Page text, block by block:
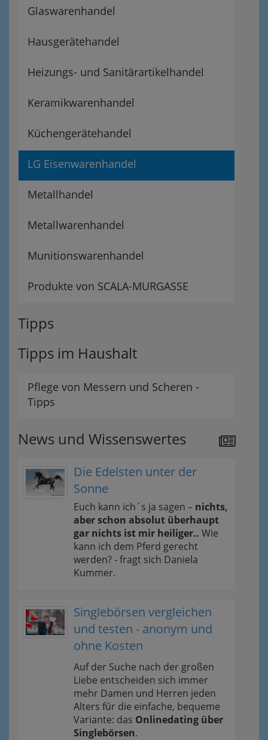
Glaswarenhandel
Hausgerätehandel
Heizungs- und Sanitärartikelhandel
Keramikwarenhandel
Küchengerätehandel
LG Eisenwarenhandel
Metallhandel
Metallwarenhandel
Munitionswarenhandel
Produkte von SCALA-MURGASSE
Tipps
Tipps im Haushalt
Pflege von Messern und Scheren -
Tipps
News und Wissenswertes
Die Edelsten unter der
Sonne
Euch kann ich´s ja sagen – nichts,
aber schon absolut überhaupt
gar nichts ist mir heiliger.. Wie
kann ich dem Pferd gerecht
werden? - fragt sich Daniela
Kummer.
Singlebörsen vergleichen
und testen - anonym und
ohne Kosten
Auf der Suche nach der großen
Liebe entscheiden sich immer
mehr Damen und Herren jeden
Alters für die einfache, bequeme
Variante: das Onlinedating über
Singlebörsen.